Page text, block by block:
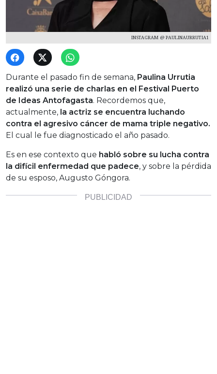
INSTAGRAM @ PAULINAURRUTIA1
Durante el pasado fin de semana, Paulina Urrutia
realizó una serie de charlas en el Festival Puerto
de Ideas Antofagasta. Recordemos que,
actualmente, la actriz se encuentra luchando
contra el agresivo cáncer de mama triple negativo.
El cual le fue diagnosticado el año pasado.
Es en ese contexto que habló sobre su lucha contra
la difícil enfermedad que padece, y sobre la pérdida
de su esposo, Augusto Góngora.